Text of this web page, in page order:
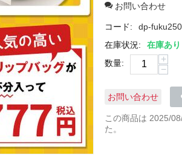
お問い合わせ
コード:
dp-
在庫状況:
在庫あり
数量:
+
−
お問い合わせ
この商品は 2025/
た。